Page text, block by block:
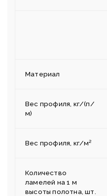
Материал
Вес профиля, кг/(п/
м)
Вес профиля, кг/м²
Количество
ламелей на 1 м
высоты полотна, шт.